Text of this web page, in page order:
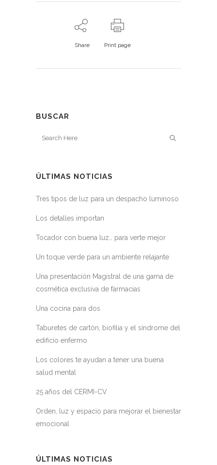
Share Print page
BUSCAR
ÚLTIMAS NOTICIAS
Tres tipos de luz para un despacho luminoso
Los detalles importan
Tocador con buena luz… para verte mejor
Un toque verde para un ambiente relajante
Una presentación Magistral de una gama de
cosmética exclusiva de farmacias
Una cocina para dos
Taburetes de cartón, biofilia y el síndrome del
edificio enfermo
Los colores te ayudan a tener una buena
salud mental
25 años del CERMI-CV
Orden, luz y espacio para mejorar el bienestar
emocional
ÚLTIMAS NOTICIAS